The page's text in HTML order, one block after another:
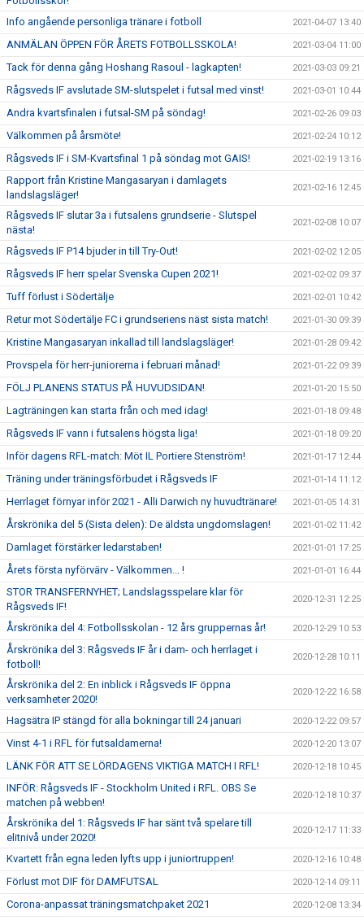
Info angående personliga tränare i fotboll
2021-04-07 13:40
ANMÄLAN ÖPPEN FÖR ÅRETS FOTBOLLSSKOLA! 2021-03-04 11:00
Tack för denna gång Hoshang Rasoul - lagkapten! 2021-03-03 09:21
Rågsveds IF avslutade SM-slutspelet i futsal med vinst! 2021-03-01 10:44
Andra kvartsfinalen i futsal-SM på söndag! 2021-02-26 09:03
Välkommen på årsmöte! 2021-02-24 10:12
Rågsveds IF i SM-Kvartsfinal 1 på söndag mot GAIS! 2021-02-19 13:16
Rapport från Kristine Mangasaryan i damlagets
landslagsläger!
2021-02-16 12:45
Rågsveds IF slutar 3a i futsalens grundserie - Slutspel
nästa!
2021-02-08 10:07
Rågsveds IF P14 bjuder in till Try-Out! 2021-02-02 12:05
Rågsveds IF herr spelar Svenska Cupen 2021! 2021-02-02 09:37
Tuff förlust i Södertälje 2021-02-01 10:42
Retur mot Södertälje FC i grundseriens näst sista match! 2021-01-30 09:39
Kristine Mangasaryan inkallad till landslagsläger! 2021-01-28 09:42
Provspela för herr-juniorerna i februari månad! 2021-01-22 09:39
FÖLJ PLANENS STATUS PÅ HUVUDSIDAN! 2021-01-20 15:50
Lagträningen kan starta från och med idag! 2021-01-18 09:48
Rågsveds IF vann i futsalens högsta liga! 2021-01-18 09:20
Inför dagens RFL-match: Möt IL Portiere Stenström! 2021-01-17 12:44
Träning under träningsförbudet i Rågsveds IF 2021-01-14 11:12
Herrlaget förnyar inför 2021 - Alli Darwich ny huvudtränare! 2021-01-05 14:31
Årskrönika del 5 (Sista delen): De äldsta ungdomslagen! 2021-01-02 11:42
Damlaget förstärker ledarstaben! 2021-01-01 17:25
Årets första nyförvärv - Välkommen... ! 2021-01-01 16:44
STOR TRANSFERNYHET; Landslagsspelare klar för
Rågsveds IF!
2020-12-31 12:25
Årskrönika del 4: Fotbollsskolan - 12 års gruppernas år! 2020-12-29 10:53
Årskrönika del 3: Rågsveds IF år i dam- och herrlaget i
fotboll!
2020-12-28 10:11
Årskrönika del 2: En inblick i Rågsveds IF öppna
verksamheter 2020!
2020-12-22 16:58
Hagsätra IP stängd för alla bokningar till 24 januari 2020-12-22 09:57
Vinst 4-1 i RFL för futsaldamerna! 2020-12-20 13:07
LÄNK FÖR ATT SE LÖRDAGENS VIKTIGA MATCH I RFL! 2020-12-18 10:45
INFÖR: Rågsveds IF - Stockholm United i RFL. OBS Se
matchen på webben!
2020-12-18 10:37
Årskrönika del 1: Rågsveds IF har sänt två spelare till
elitnivå under 2020!
2020-12-17 11:33
Kvartett från egna leden lyfts upp i juniortruppen! 2020-12-16 10:48
Förlust mot DIF för DAMFUTSAL 2020-12-14 09:11
Corona-anpassat träningsmatchpaket 2021 2020-12-08 13:34